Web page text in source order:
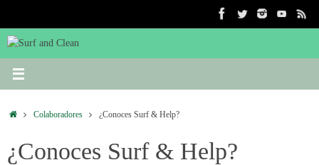
contenido
InicioColaboradores ¿Conoces Surf & Help?
¿Conoces Surf & Help?